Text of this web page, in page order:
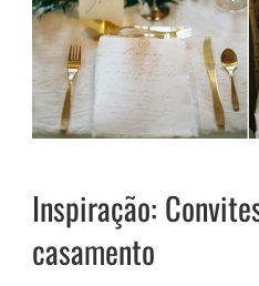
Inspiração:
casamento